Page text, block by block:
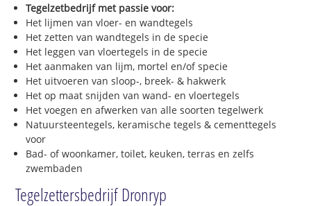
Tegelzetbedrijf met passie voor:
Het lijmen van vloer- en wandtegels
Het zetten van wandtegels in de specie
Het leggen van vloertegels in de specie
Het aanmaken van lijm, mortel en/of specie
Het uitvoeren van sloop-, breek- & hakwerk
Het op maat snijden van wand- en vloertegels
Het voegen en afwerken van alle soorten tegelwerk
Natuursteentegels, keramische tegels & cementtegels
voor
Bad- of woonkamer, toilet, keuken, terras en zelfs
zwembaden
Tegelzettersbedrijf Dronryp